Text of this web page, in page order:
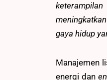
gaya hidup
Manajemen
energi dan